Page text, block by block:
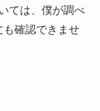
ては、僕が調べ
も確認できませ